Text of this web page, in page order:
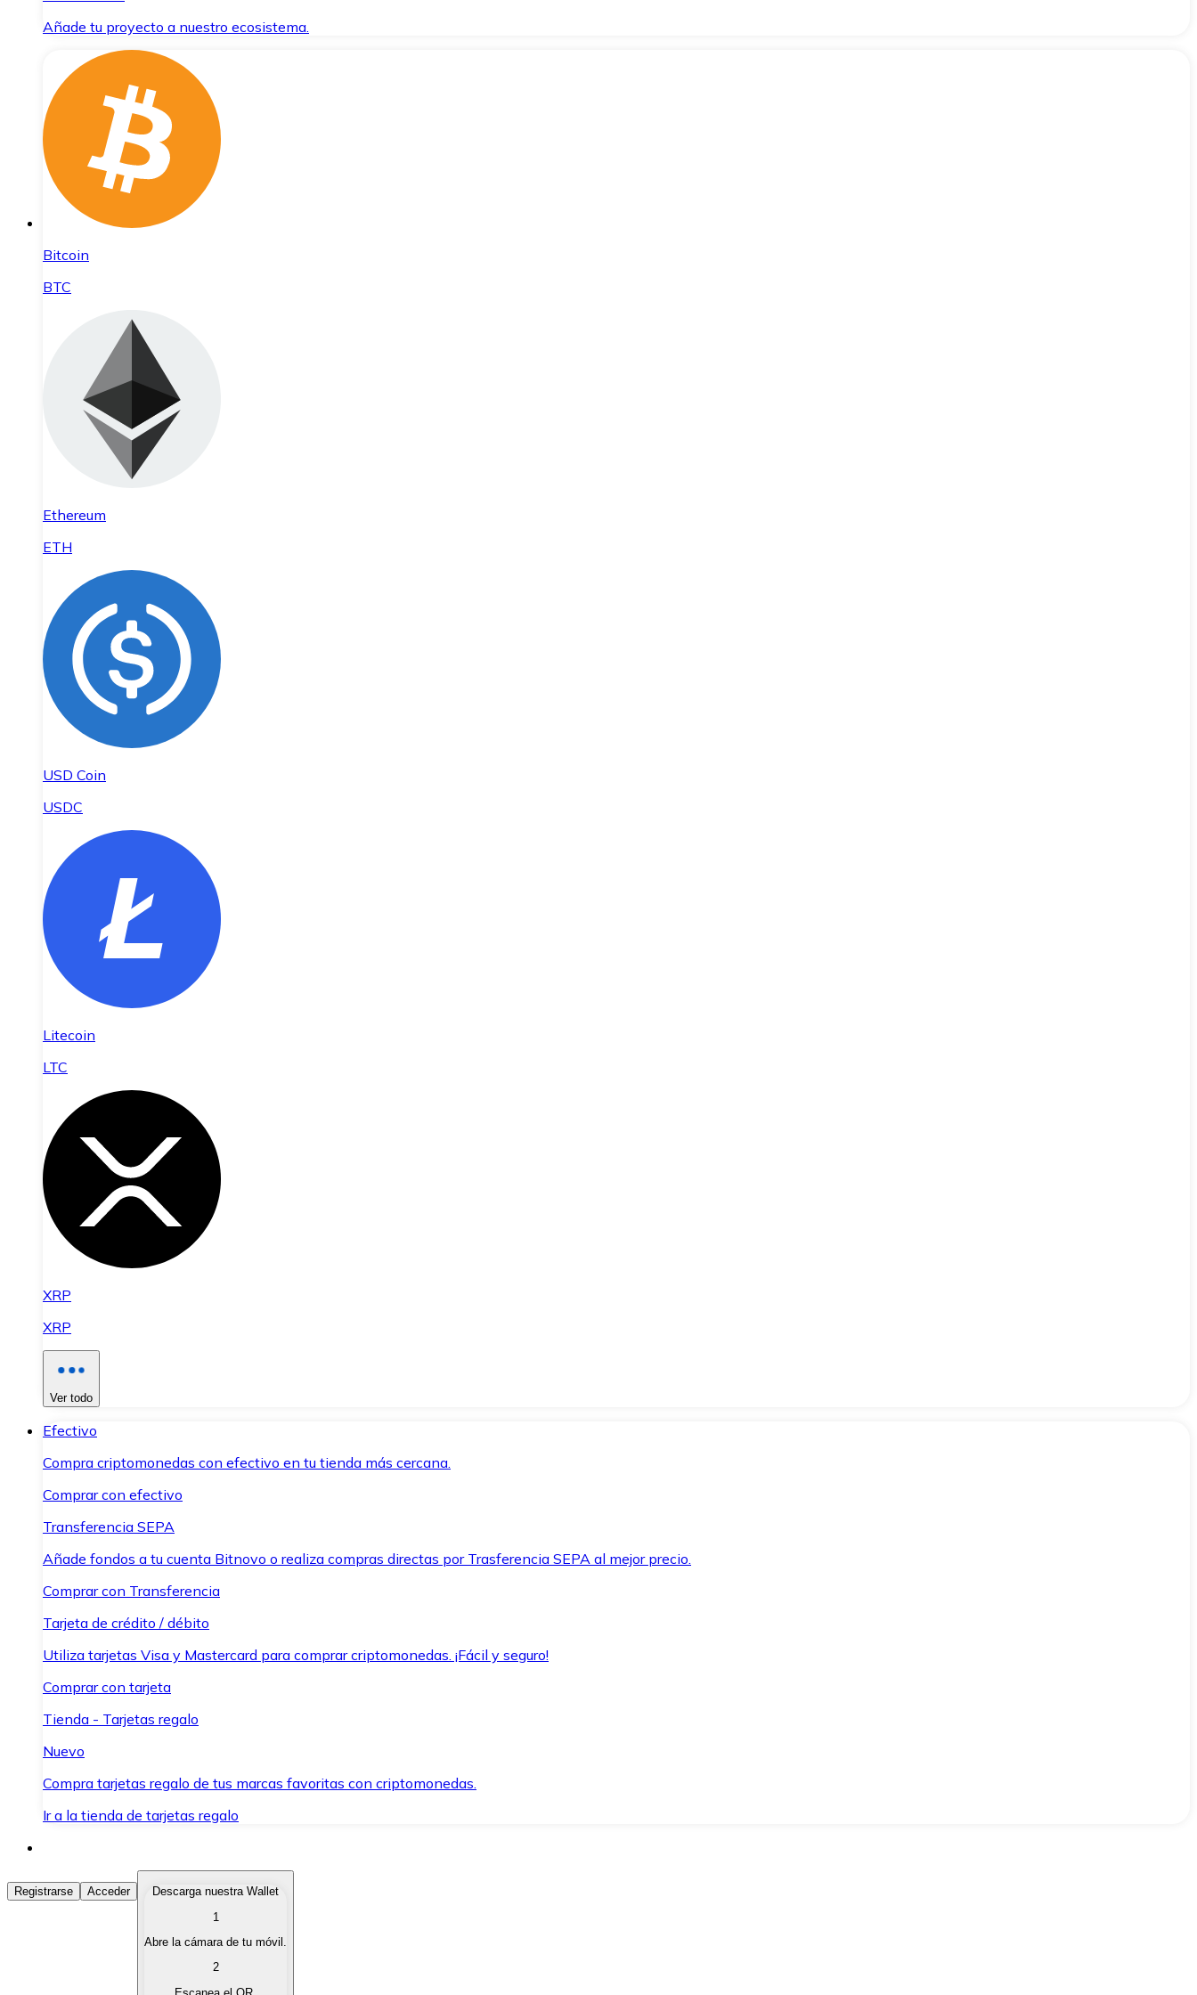
Añade tu proyecto a nuestro ecosistema.
Bitcoin
BTC
Ethereum
ETH
USD Coin
USDC
Litecoin
LTC
XRP
XRP
Ver todo
Efectivo
Compra criptomonedas con efectivo en tu tienda más cercana.
Comprar con efectivo
Transferencia SEPA
Añade fondos a tu cuenta Bitnovo o realiza compras directas por Trasferencia SEPA al mejor precio.
Comprar con Transferencia
Tarjeta de crédito / débito
Utiliza tarjetas Visa y Mastercard para comprar criptomonedas. ¡Fácil y seguro!
Comprar con tarjeta
Tienda - Tarjetas regalo
Nuevo
Compra tarjetas regalo de tus marcas favoritas con criptomonedas.
Ir a la tienda de tarjetas regalo
Comprar Criptomonedas
Compra criptomonedas con diferentes métodos de pago.
Vende tus criptomonedas de forma rápida y segura.
Registrarse Acceder
Descarga nuestra Wallet
1
Abre la cámara de tu móvil.
2